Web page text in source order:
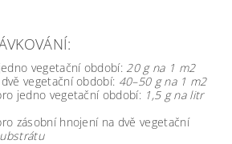
vegetační období: 20 g na 1 m2
vegetační období: 40–50 g na 1 m2
jedno vegetační období: 1,5 g na litr
zásobní hnojení na dvě vegetační